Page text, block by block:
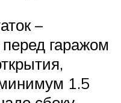
–
гаражом
1.5